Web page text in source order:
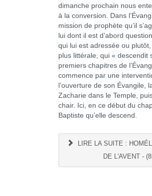
dimanche prochain nous
à la conversion. Dans
mission de prophète qu’il
lui dont il est d’abord
qui lui est adressée ou
plus littérale, qui « descendit
premiers chapitres de
commence par une
l’ouverture de son Évangile,
Zacharie dans le Temple,
chair. Ici, en ce début du
Baptiste qu’elle descend.
LIRE LA SUITE :
DE L'AVENT -